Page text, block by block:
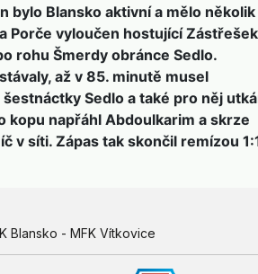
bylo Blansko aktivní a mělo několik
Porče vyloučen hostující
rohu Šmerdy obránce Sedlo.
až v 85. minutě musel
Sedlo a také pro něj
kopu napřáhl Abdoulkarim a skrze
v síti. Zápas tak skončil remízou
Blansko - MFK Vítkovice